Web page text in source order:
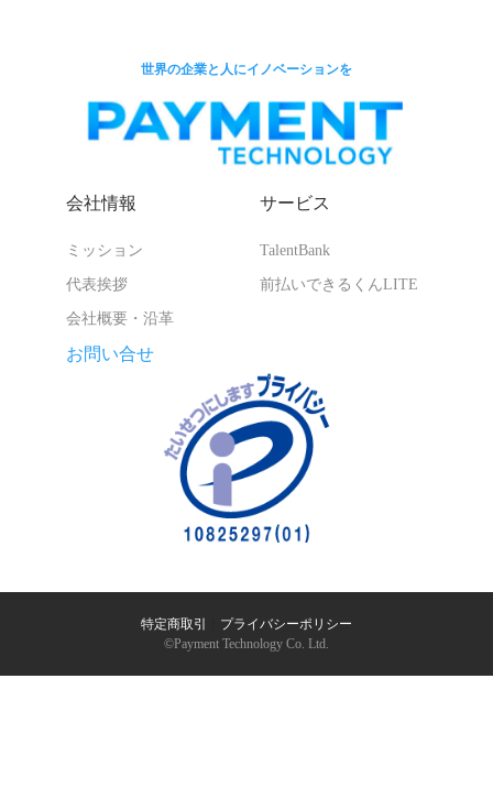
世界の企業と人にイノベーションを
会社情報
ミッション
代表挨拶
会社概要・沿革
サービス
TalentBank
前払いできるくんLITE
お問い合せ
特定商取引
プライバシーポリシー
©︎Payment Technology Co. Ltd.